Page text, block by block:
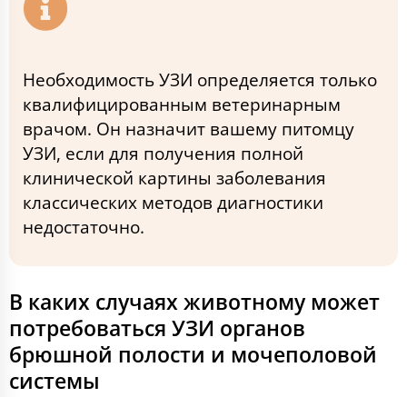
Необходимость УЗИ определяется только
квалифицированным ветеринарным
врачом. Он назначит вашему питомцу
УЗИ, если для получения полной
клинической картины заболевания
классических методов диагностики
недостаточно.
В каких случаях животному может
потребоваться УЗИ органов
брюшной полости и мочеполовой
системы